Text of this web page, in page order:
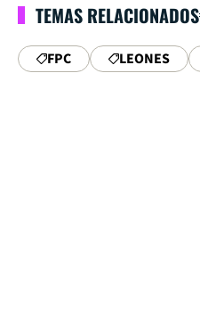
TEMAS RELACIONADOS
FPC LEONES